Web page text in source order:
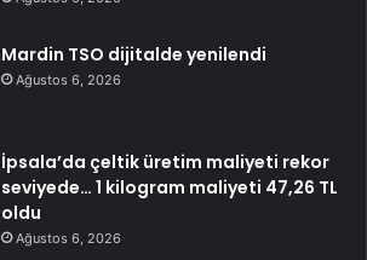
Mardin TSO dijitalde yenilendi
Ağustos 6, 2026
İpsala’da çeltik üretim maliyeti rekor
seviyede… 1 kilogram maliyeti 47,26 TL
oldu
Ağustos 6, 2026